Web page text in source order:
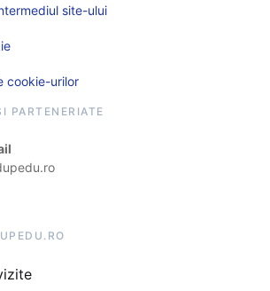
site-ului
cookie-urilor
PARTENERIATE